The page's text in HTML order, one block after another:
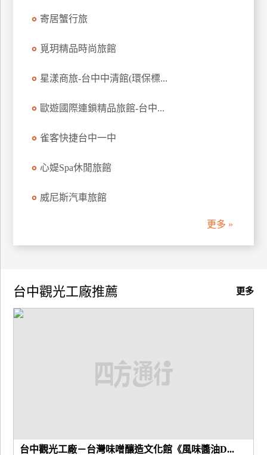
廠
合
寄居蟹行旅
覓玥精品時尚旅館
星漾商旅-台中中清館(環保標...
歐遊國際連鎖精品旅館-台中...
雀客快捷台中一中
心媞Spa休閒旅館
威尼斯汽車旅館
更多 »
更多
台中觀光工廠推薦
台中觀光工廠－台灣味噌釀造文化館《風味醬油D...